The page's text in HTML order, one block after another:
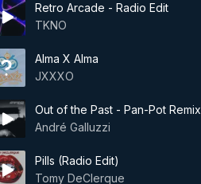
Retro Arcade - Radio Edit
TKNO
Alma X Alma
JXXXO
Out of the Past - Pan-Pot Remix
André Galluzzi
Pills (Radio Edit)
Tomy DeClerque